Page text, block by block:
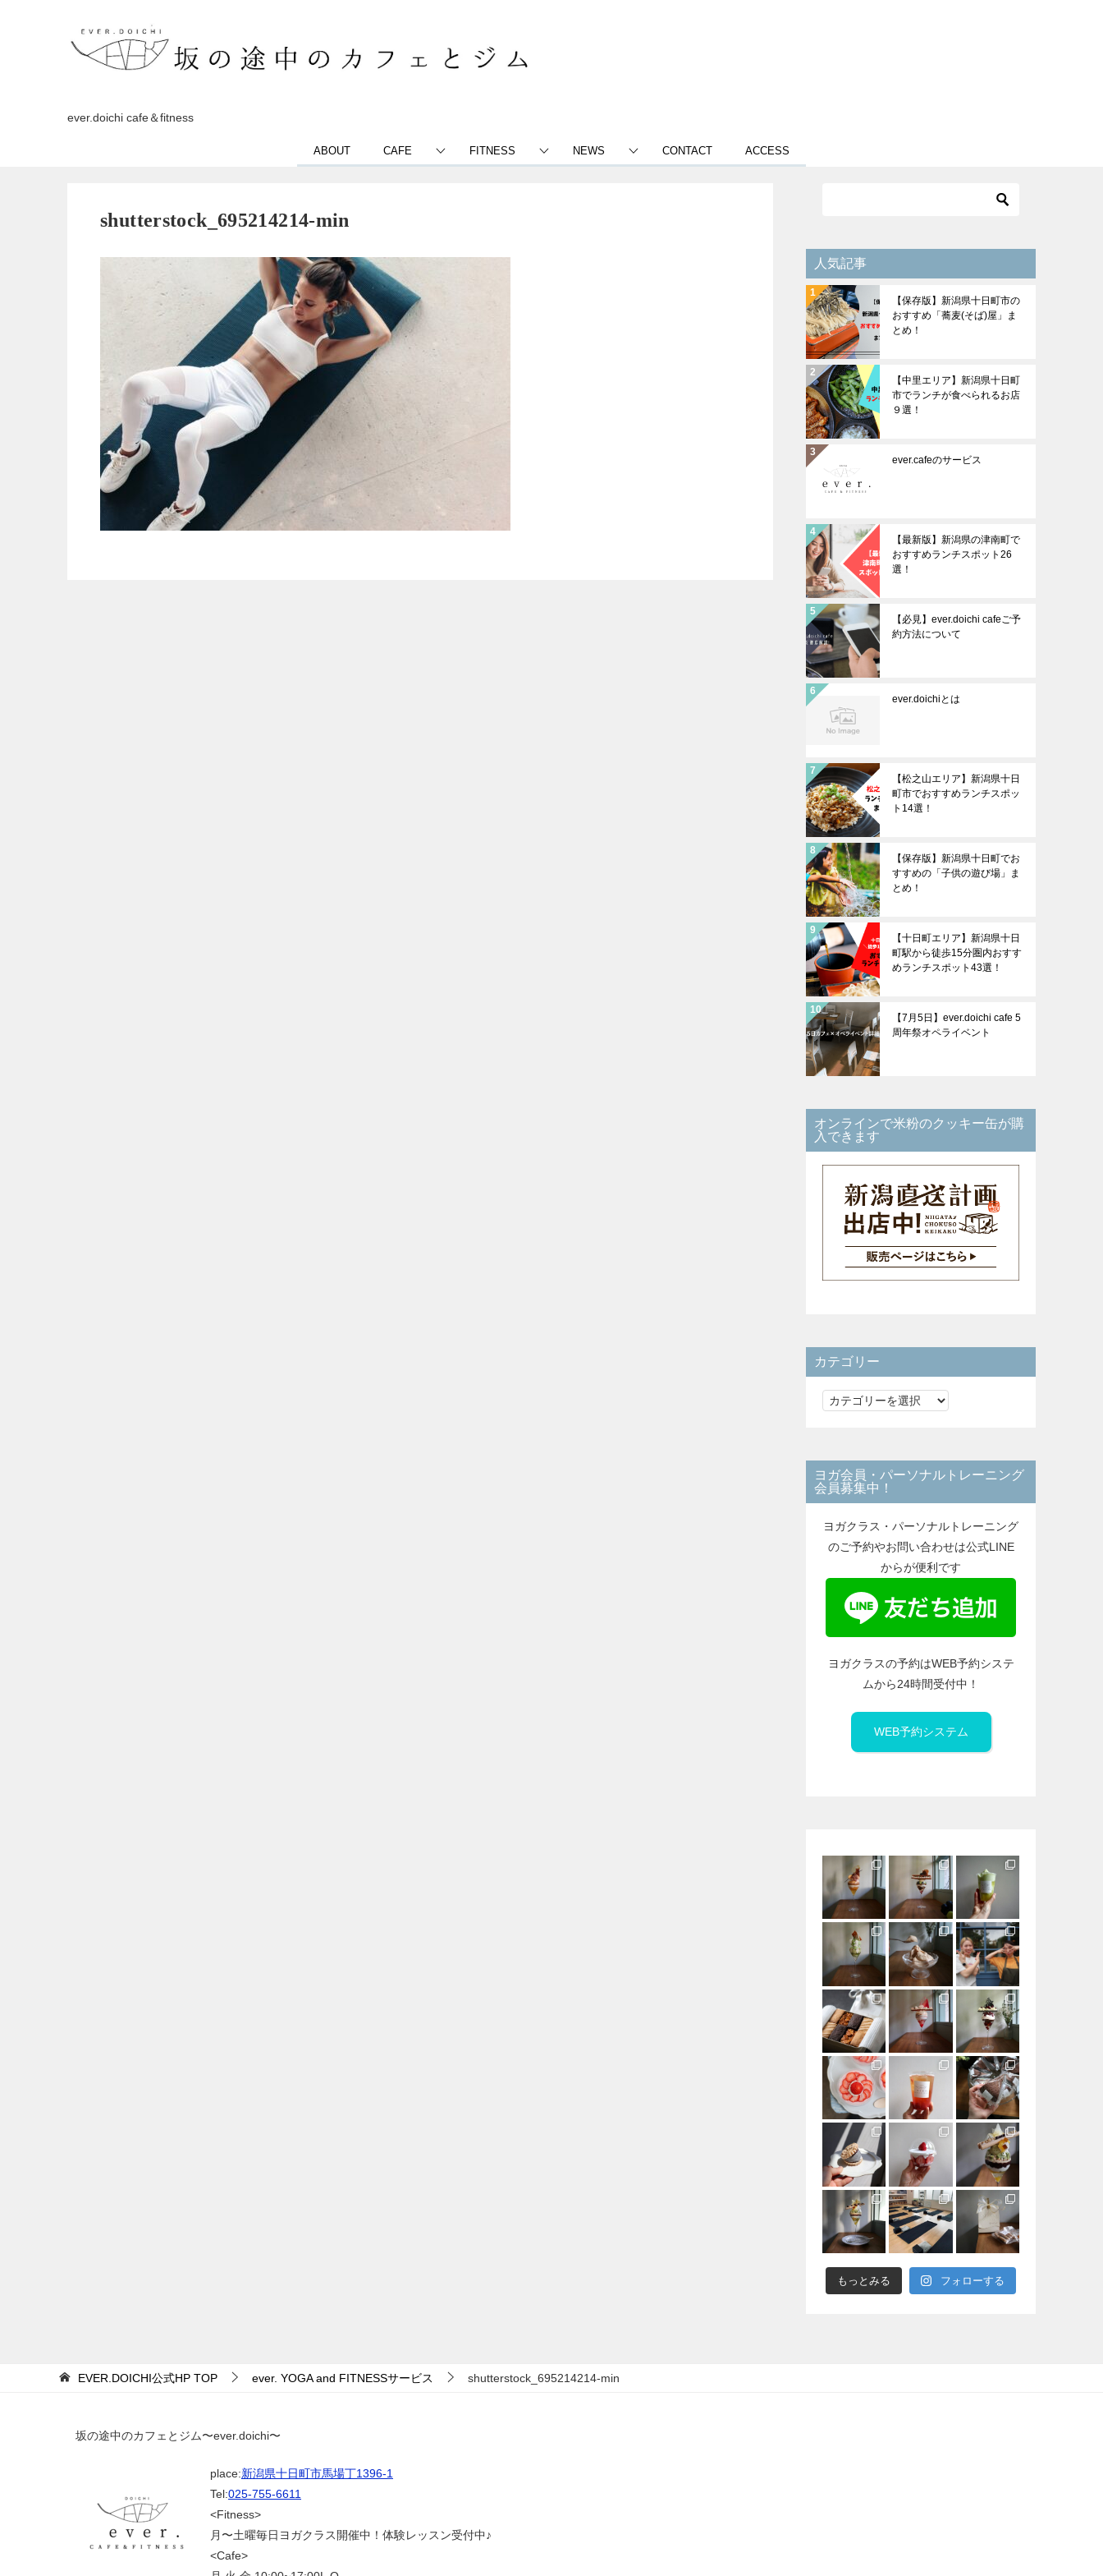
ever.doichi cafe＆fitness
ABOUT CAFE FITNESS NEWS CONTACT ACCESS
shutterstock_695214214-min
人気記事
【保存版】新潟県十日町市の
おすすめ「蕎麦(そば)屋」ま
とめ！
【中里エリア】新潟県十日町
市でランチが食べられるお店
９選！
ever.cafeのサービス
【最新版】新潟県の津南町で
おすすめランチスポット26
選！
【必見】ever.doichi cafeご予
約方法について
ever.doichiとは
【松之山エリア】新潟県十日
町市でおすすめランチスポッ
ト14選！
【保存版】新潟県十日町でお
すすめの「子供の遊び場」ま
とめ！
【十日町エリア】新潟県十日
町駅から徒歩15分圏内おすす
めランチスポット43選！
【7月5日】ever.doichi cafe 5
周年祭オペライベント
オンラインで米粉のクッキー缶が購
入できます
カテゴリー
カ
リ
ー
ヨガ会員・パーソナルトレーニング
会員募集中！
ヨガクラス・パーソナルトレーニング
のご予約やお問い合わせは公式LINE
からが便利です
ヨガクラスの予約はWEB予約システ
ムから24時間受付中！
WEB予約システム
もっとみる フォローする
EVER.DOICHI公式HP TOP ever. YOGA and FITNESSサービス shutterstock_695214214-min
坂の途中のカフェとジム〜ever.doichi〜
place:新潟県十日町市馬場丁1396-1
Tel:025-755-6611
<Fitness>
月〜土曜毎日ヨガクラス開催中！体験レッスン受付中♪
<Cafe>